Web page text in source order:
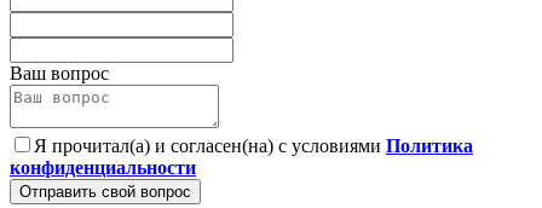
Ваш вопрос
Я прочитал(а) и согласен(на) с условиями Политика
конфиденциальности
Отправить свой вопрос